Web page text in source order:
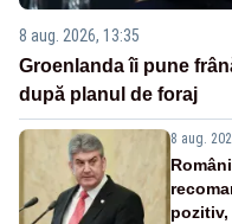
8 aug. 2026, 13:35
Groenlanda îi pune
după planul de foraj
8 aug.